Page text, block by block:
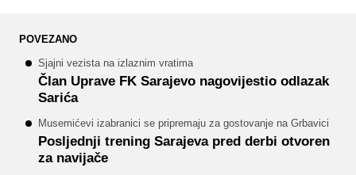
POVEZANO
Sjajni vezista na izlaznim vratima
Član Uprave FK Sarajevo nagovijestio odlazak
Sarića
Musemićevi izabranici se pripremaju za gostovanje na Grbavici
Posljednji trening Sarajeva pred derbi otvoren
za navijače